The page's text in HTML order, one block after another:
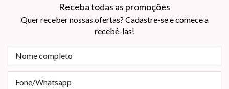
Receba todas as promoções
Quer receber nossas ofertas? Cadastre-se e comece a
recebê-las!